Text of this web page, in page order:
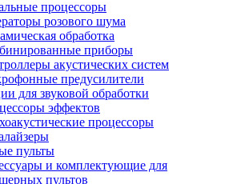
процессоры
розового шума
обработка
приборы
акустических систем
предусилители
для звуковой обработки
эффектов
процессоры
пульты
и комплектующие для
пультов